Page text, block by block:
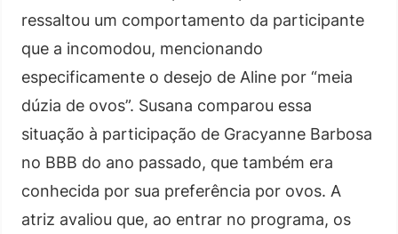
ressaltou um comportamento da participante
que a incomodou, mencionando
especificamente o desejo de Aline por “meia
dúzia de ovos”. Susana comparou essa
situação à participação de Gracyanne Barbosa
no BBB do ano passado, que também era
conhecida por sua preferência por ovos. A
atriz avaliou que, ao entrar no programa, os